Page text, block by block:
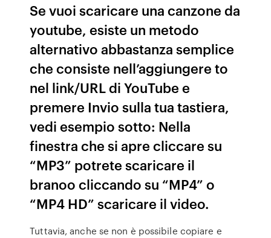
Se vuoi scaricare una canzone da
youtube, esiste un metodo
alternativo abbastanza semplice
che consiste nell’aggiungere to
nel link/URL di YouTube e
premere Invio sulla tua tastiera,
vedi esempio sotto: Nella
finestra che si apre cliccare su
“MP3” potrete scaricare il
branoo cliccando su “MP4” o
“MP4 HD” scaricare il video.
Tuttavia, anche se non è possibile copiare e